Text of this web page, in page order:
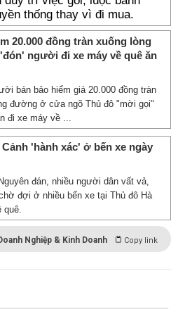
thống thay vì đi mua.
20.000 đồng tràn xuống lòng
người đi xe máy về quê ăn
bán bảo hiểm giá 20.000 đồng tràn
đường ở cửa ngõ Thủ đô "mời gọi"
đi xe máy về ...
Cảnh 'hành xác' ở bến xe ngày
đán, nhiều người dân vất vả,
đợi ở nhiều bến xe tại Thủ đô Hà
quê.
Nghiệp & Kinh Doanh Copy link